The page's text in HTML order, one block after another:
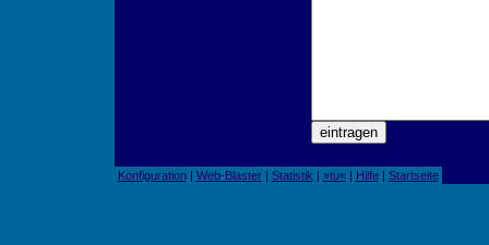
Konfiguration| Web-Blaster| Statistik | »tu«| Hilfe| Startseite